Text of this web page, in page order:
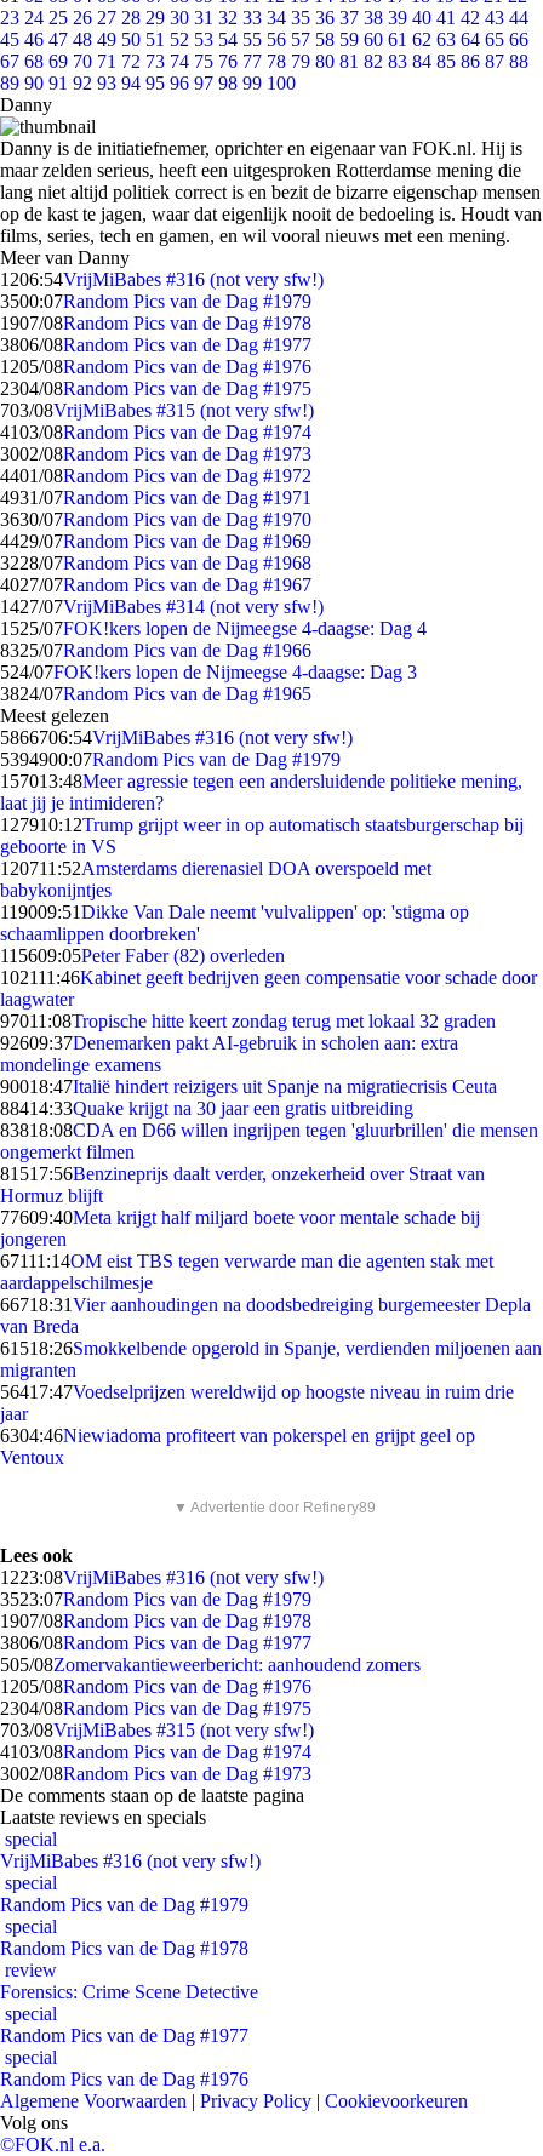
23 24 25 26 27 28 29 30 31 32 33 34 35 36 37 38 39 40 41 42 43 44
45 46 47 48 49 50 51 52 53 54 55 56 57 58 59 60 61 62 63 64 65 66
67 68 69 70 71 72 73 74 75 76 77 78 79 80 81 82 83 84 85 86 87 88
89 90 91 92 93 94 95 96 97 98 99 100
Danny
Danny is de initiatiefnemer, oprichter en eigenaar van FOK.nl. Hij is
maar zelden serieus, heeft een uitgesproken Rotterdamse mening die
lang niet altijd politiek correct is en bezit de bizarre eigenschap mensen
op de kast te jagen, waar dat eigenlijk nooit de bedoeling is. Houdt van
films, series, tech en gamen, en wil vooral nieuws met een mening.
Meer van Danny
1206:54VrijMiBabes #316 (not very sfw!)
3500:07Random Pics van de Dag #1979
1907/08Random Pics van de Dag #1978
3806/08Random Pics van de Dag #1977
1205/08Random Pics van de Dag #1976
2304/08Random Pics van de Dag #1975
703/08VrijMiBabes #315 (not very sfw!)
4103/08Random Pics van de Dag #1974
3002/08Random Pics van de Dag #1973
4401/08Random Pics van de Dag #1972
4931/07Random Pics van de Dag #1971
3630/07Random Pics van de Dag #1970
4429/07Random Pics van de Dag #1969
3228/07Random Pics van de Dag #1968
4027/07Random Pics van de Dag #1967
1427/07VrijMiBabes #314 (not very sfw!)
1525/07FOK!kers lopen de Nijmeegse 4-daagse: Dag 4
8325/07Random Pics van de Dag #1966
524/07FOK!kers lopen de Nijmeegse 4-daagse: Dag 3
3824/07Random Pics van de Dag #1965
Meest gelezen
5866706:54VrijMiBabes #316 (not very sfw!)
5394900:07Random Pics van de Dag #1979
157013:48Meer agressie tegen een andersluidende politieke mening,
laat jij je intimideren?
127910:12Trump grijpt weer in op automatisch staatsburgerschap bij
geboorte in VS
120711:52Amsterdams dierenasiel DOA overspoeld met
babykonijntjes
119009:51Dikke Van Dale neemt 'vulvalippen' op: 'stigma op
schaamlippen doorbreken'
115609:05Peter Faber (82) overleden
102111:46Kabinet geeft bedrijven geen compensatie voor schade door
laagwater
97011:08Tropische hitte keert zondag terug met lokaal 32 graden
92609:37Denemarken pakt AI-gebruik in scholen aan: extra
mondelinge examens
90018:47Italië hindert reizigers uit Spanje na migratiecrisis Ceuta
88414:33Quake krijgt na 30 jaar een gratis uitbreiding
83818:08CDA en D66 willen ingrijpen tegen 'gluurbrillen' die mensen
ongemerkt filmen
81517:56Benzineprijs daalt verder, onzekerheid over Straat van
Hormuz blijft
77609:40Meta krijgt half miljard boete voor mentale schade bij
jongeren
67111:14OM eist TBS tegen verwarde man die agenten stak met
aardappelschilmesje
66718:31Vier aanhoudingen na doodsbedreiging burgemeester Depla
van Breda
61518:26Smokkelbende opgerold in Spanje, verdienden miljoenen aan
migranten
56417:47Voedselprijzen wereldwijd op hoogste niveau in ruim drie
jaar
6304:46Niewiadoma profiteert van pokerspel en grijpt geel op
Ventoux
▼ Advertentie door Refinery89
Lees ook
1223:08VrijMiBabes #316 (not very sfw!)
3523:07Random Pics van de Dag #1979
1907/08Random Pics van de Dag #1978
3806/08Random Pics van de Dag #1977
505/08Zomervakantieweerbericht: aanhoudend zomers
1205/08Random Pics van de Dag #1976
2304/08Random Pics van de Dag #1975
703/08VrijMiBabes #315 (not very sfw!)
4103/08Random Pics van de Dag #1974
3002/08Random Pics van de Dag #1973
De comments staan op de laatste pagina
Laatste reviews en specials
special
VrijMiBabes #316 (not very sfw!)
special
Random Pics van de Dag #1979
special
Random Pics van de Dag #1978
review
Forensics: Crime Scene Detective
special
Random Pics van de Dag #1977
special
Random Pics van de Dag #1976
Algemene Voorwaarden | Privacy Policy | Cookievoorkeuren
Volg ons
©FOK.nl e.a.